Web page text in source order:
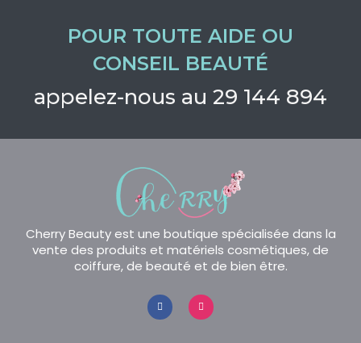
POUR TOUTE AIDE OU
CONSEIL BEAUTÉ
appelez-nous au 29 144 894
Cherry Beauty est une boutique spécialisée dans la
vente des produits et matériels cosmétiques, de
coiffure, de beauté et de bien être.